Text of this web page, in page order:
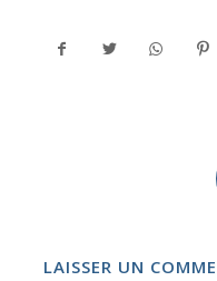
LAISSER UN